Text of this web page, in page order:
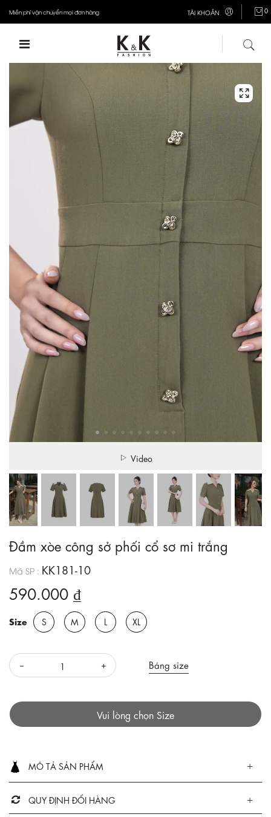
Miễn phí vận chuyển mọi đơn hàng TÀI KHOẢN 0
Video
Đầm xòe công sở phối cổ sơ mi trắng
Mã SP : KK181-10
590.000 ₫
Size S M L XL
Bảng size
Vui lòng chọn Size
MÔ TẢ SẢN PHẨM
QUY ĐỊNH ĐỔI HÀNG